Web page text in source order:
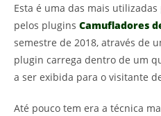
Esta é uma das mais
pelos plugins Camufladores
semestre de 2018, através de
plugin carrega dentro de um
a ser exibida para o visitante
Até pouco tem era a técnica